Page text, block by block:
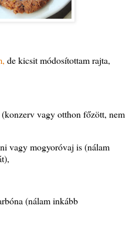
de kicsit módosítottam rajta,
vagy otthon főzött, nem
vagy mogyoróvaj is (nálam
(nálam inkább